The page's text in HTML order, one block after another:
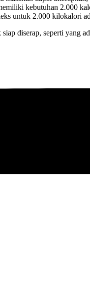
kebutuhan 2.000
untuk 2.000 kilokalori
diserap, seperti yang